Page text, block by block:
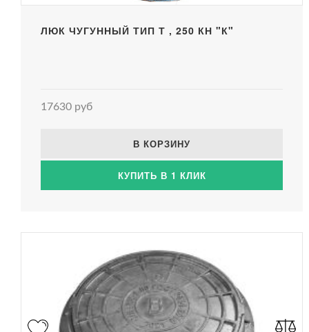
ЛЮК ЧУГУННЫЙ ТИП Т , 250 КН "К"
17630 руб
В КОРЗИНУ
КУПИТЬ В 1 КЛИК